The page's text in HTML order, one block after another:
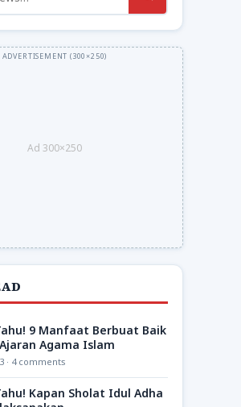
Ad 300×250
9 Manfaat Berbuat Baik
Agama Islam
· 4 comments
Kapan Sholat Idul Adha